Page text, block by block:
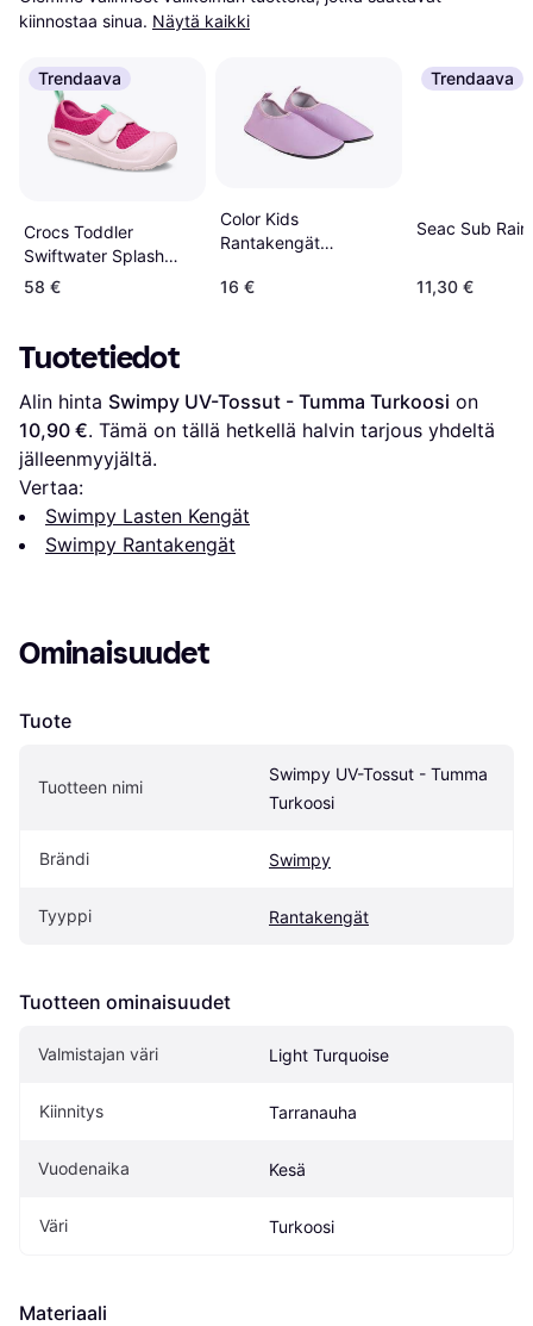
kiinnostaa sinua. Näytä kaikki
Trendaava
Crocs Toddler
Swiftwater Splash
Shoe - Dragon Fruit
58 €
Color Kids
Rantakengät
16 €
Trendaava
Seac Sub
11,30 €
Tuotetiedot
Alin hinta Swimpy UV-Tossut - Tumma Turkoosi
10,90 €. Tämä on tällä hetkellä halvin tarjous yhdeltä
jälleenmyyjältä.
Vertaa:
Swimpy Lasten Kengät
Swimpy Rantakengät
Ominaisuudet
Tuote
Tuotteen nimi
Swimpy UV-Tossut - Tumma
Turkoosi
Brändi Swimpy
Tyyppi Rantakengät
Tuotteen ominaisuudet
Valmistajan väri Light Turquoise
Kiinnitys Tarranauha
Vuodenaika Kesä
Väri Turkoosi
Materiaali